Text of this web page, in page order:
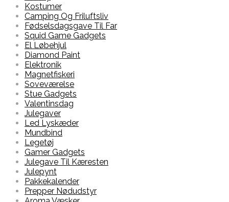
Kostumer
Camping Og Friluftsliv
Fødselsdagsgave Til Far
Squid Game Gadgets
El Løbehjul
Diamond Paint
Elektronik
Magnetfiskeri
Soveværelse
Stue Gadgets
Valentinsdag
Julegaver
Led Lyskæder
Mundbind
Legetøj
Gamer Gadgets
Julegave Til Kæresten
Julepynt
Pakkekalender
Prepper Nødudstyr